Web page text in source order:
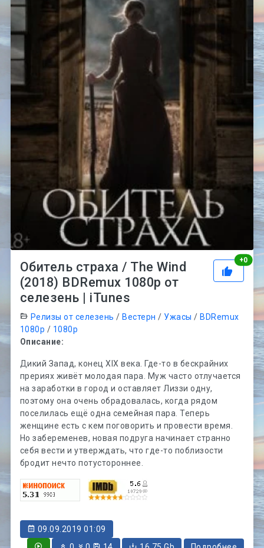
+0
Обитель страха / The Wind
(2018) BDRemux 1080p от
селезень | iTunes
Релизы от селезень / Вестерн / Ужасы / BDRemux
1080p / 1080p
Описание:
Дикий Запад, конец XIX века. Где-то в бескрайних
прериях живёт молодая пара. Муж часто отлучается
на заработки в город и оставляет Лиззи одну,
поэтому она очень обрадовалась, когда рядом
поселилась ещё одна семейная пара. Теперь
женщине есть с кем поговорить и провести время.
Но забеременев, новая подруга начинает странно
себя вести и утверждать, что где-то поблизости
бродит нечто потустороннее.
09.09.2019 01:09